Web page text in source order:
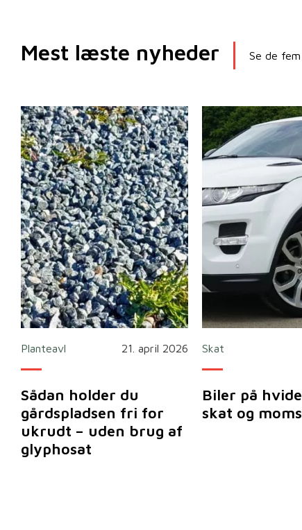
Mest læste nyheder Se de
Planteavl 21. april 2026
Sådan holder du
gårdspladsen fri for
ukrudt – uden brug af
glyphosat
Skat
Biler på
skat og moms